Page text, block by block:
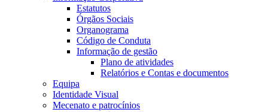
Estatutos
Órgãos Sociais
Organograma
Código de Conduta
Informação de gestão
Plano de atividades
Relatórios e Contas e documentos
Equipa
Identidade Visual
Mecenato e patrocínios